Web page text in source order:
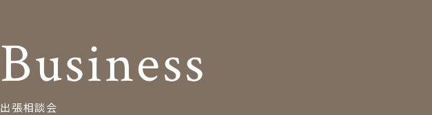
News&Blog
Recruit 採用情報 Business trip
Business
出張相談会